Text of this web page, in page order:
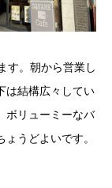
す。朝から営業し
は結構広々してい
ボリューミーなバ
うどよいです。